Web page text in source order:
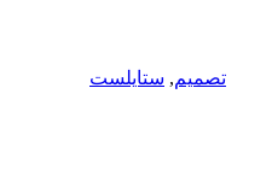
تصميم, ستايلست